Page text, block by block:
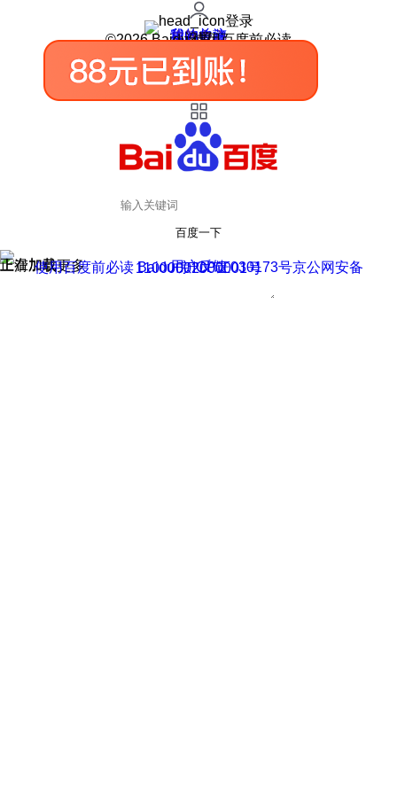
登录
我的关注
我的收藏
皮肤中心
用户反馈
设置
©2026 Baidu 使用百度前必读
百度一下
正在加载
上滑加载更多 用户反馈
使用百度前必读 Baidu 京ICP证030173号
京公网安备11000002000001号